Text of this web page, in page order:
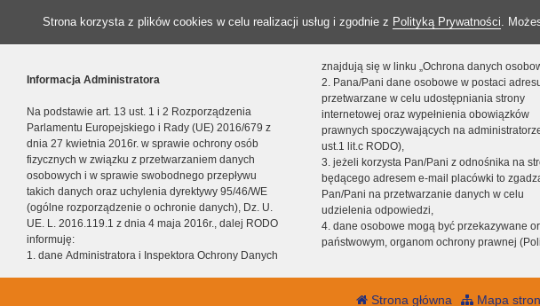
Strona korzysta z plików cookies w celu realizacji usług i zgodnie z Polityką Prywatności.
Informacja Administratora
Na podstawie art. 13 ust. 1 i 2 Rozporządzenia
Parlamentu Europejskiego i Rady (UE) 2016/679 z
dnia 27 kwietnia 2016r. w sprawie ochrony osób
fizycznych w związku z przetwarzaniem danych
osobowych i w sprawie swobodnego przepływu
takich danych oraz uchylenia dyrektywy 95/46/WE
(ogólne rozporządzenie o ochronie danych), Dz. U.
UE. L. 2016.119.1 z dnia 4 maja 2016r., dalej RODO
informuję:
1. dane Administratora i Inspektora Ochrony Danych
znajdują się w linku „Ochrona danych
2. Pana/Pani dane osobowe w postaci
przetwarzane w celu udostępniania strony
internetowej oraz wypełnienia obowiązków
prawnych spoczywających na
ust.1 lit.c RODO),
3. jeżeli korzysta Pan/Pani z odnośnika na
będącego adresem e-mail placówki to
Pan/Pani na przetwarzanie danych w celu
udzielenia odpowiedzi,
4. dane osobowe mogą być przekazywane
państwowym, organom ochrony prawnej
Strona główna Mapa